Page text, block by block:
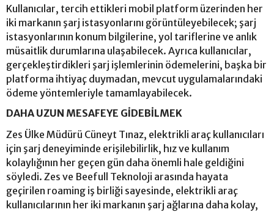
Kullanıcılar, tercih ettikleri mobil platform üzerinden her
iki markanın şarj istasyonlarını görüntüleyebilecek; şarj
istasyonlarının konum bilgilerine, yol tariflerine ve anlık
müsaitlik durumlarına ulaşabilecek. Ayrıca kullanıcılar,
gerçekleştirdikleri şarj işlemlerinin ödemelerini, başka bir
platforma ihtiyaç duymadan, mevcut uygulamalarındaki
ödeme yöntemleriyle tamamlayabilecek.
DAHA UZUN MESAFEYE GİDEBİLMEK
Zes Ülke Müdürü Cüneyt Tınaz, elektrikli araç kullanıcıları
için şarj deneyiminde erişilebilirlik, hız ve kullanım
kolaylığının her geçen gün daha önemli hale geldiğini
söyledi. Zes ve Beefull Teknoloji arasında hayata
geçirilen roaming iş birliği sayesinde, elektrikli araç
kullanıcılarının her iki markanın şarj ağlarına daha kolay,